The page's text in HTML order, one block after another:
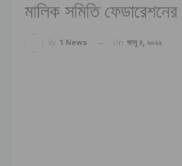
মালিক সমিতি ফেডারেশনের
By 1 News On জানু ৪, ২০২২